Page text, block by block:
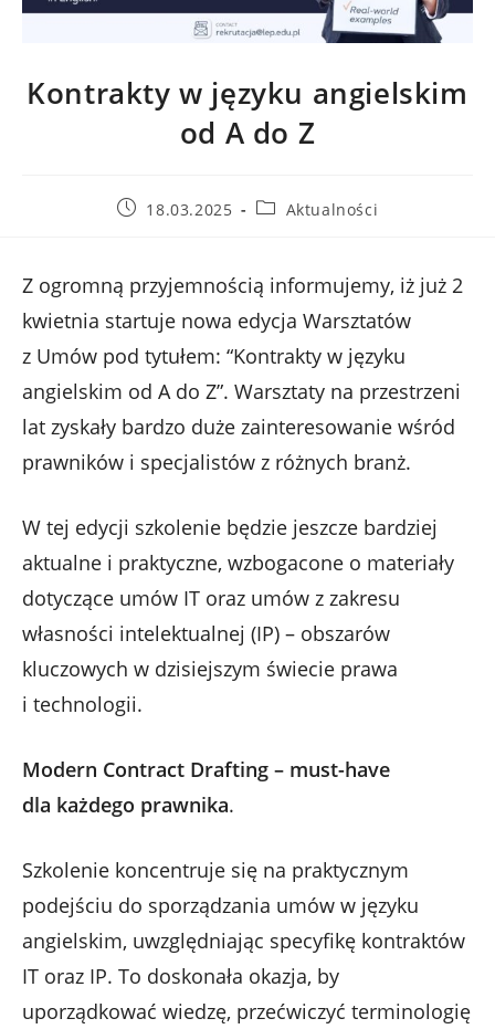
Kontrakty w języku angielskim
od A do Z
Post18.03.2025
PostAktualności
Z ogromną przyjemnością informujemy, iż już 2
kwietnia startuje nowa edycja Warsztatów
z Umów pod tytułem: “Kontrakty w języku
angielskim od A do Z”. Warsztaty na przestrzeni
lat zyskały bardzo duże zainteresowanie wśród
prawników i specjalistów z różnych branż.
W tej edycji szkolenie będzie jeszcze bardziej
aktualne i praktyczne, wzbogacone o materiały
dotyczące umów IT oraz umów z zakresu
własności intelektualnej (IP) – obszarów
kluczowych w dzisiejszym świecie prawa
i technologii.
Modern Contract Drafting – must-have
dla każdego prawnika.
Szkolenie koncentruje się na praktycznym
podejściu do sporządzania umów w języku
angielskim, uwzględniając specyfikę kontraktów
IT oraz IP. To doskonała okazja, by
uporządkować wiedzę, przećwiczyć terminologię